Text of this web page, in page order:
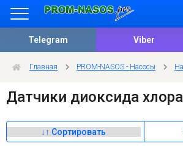
Telegram Viber
Главная PROM-NASOS - Насосы
Датчики диоксида хлора